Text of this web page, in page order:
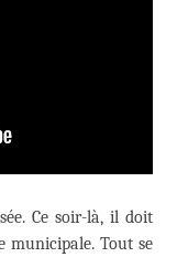
Ce soir-là, il doit
municipale. Tout se